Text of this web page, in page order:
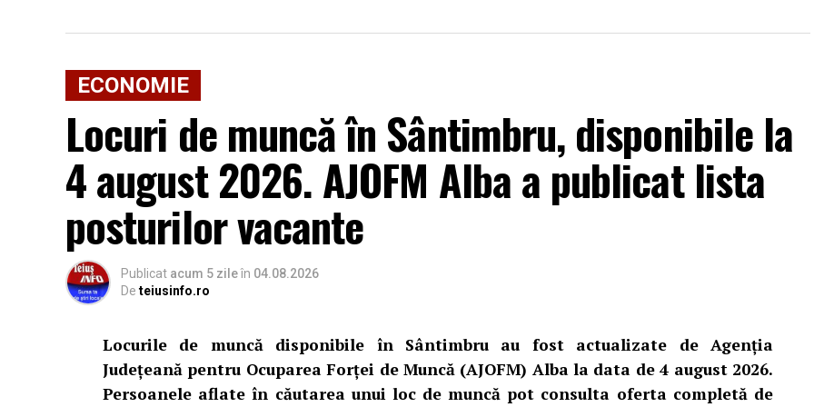
ECONOMIE
Locuri de muncă în Sântimbru, disponibile la
4 august 2026. AJOFM Alba a publicat lista
posturilor vacante
Publicat acum 5 zileîn 04.08.2026
De teiusinfo.ro
Locurile de muncă disponibile în Sântimbru au fost actualizate de Agenția
Județeană pentru Ocuparea Forței de Muncă (AJOFM) Alba la data de 4 august 2026.
Persoanele aflate în căutarea unui loc de muncă pot consulta oferta completă de